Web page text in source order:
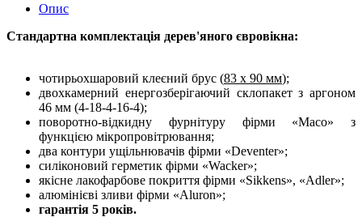
Опис
Стандартна комплектація дерев'яного євровікна:
чотирьохшаровий клеєний брус (83 х 90 мм);
двохкамерний енергозберігаючий склопакет з аргоном
46 мм (4-18-4-16-4);
поворотно-відкидну фурнітуру фірми «Maco» з
функцією мікропровітрювання;
два контури ущільнювачів фірми «Deventer»;
силіконовий герметик фірми «Wacker»;
якісне лакофарбове покриття фірми «Sikkens», «Adler»;
алюмінієві зливи фірми «Aluron»;
гарантія 5 років.